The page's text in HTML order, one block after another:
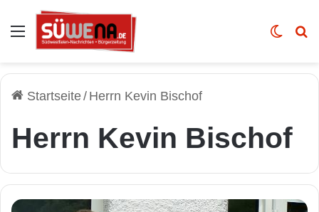
Auswahl Skin
Startseite/ Herrn Kevin Bischof
Herrn Kevin Bischof